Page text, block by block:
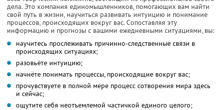
дела. Это компания единомышленников, помогающих вам найти
свой путь в жизни, научиться развивать интуицию и понимание
процессов, происходящих вокруг вас. Сопоставляя эту
информацию и прогнозы с вашими ежедневными ситуациями, вы:
научитесь прослеживать причинно-следственные связи в
происходящих ситуациях;
разовьёте интуицию;
начнёте понимать процессы, происходящие вокруг вас;
прочувствуете в полной мере процесс сотворения мира здесь
и сейчас;
ощутите себя неотъемлемой частичкой единого целого;